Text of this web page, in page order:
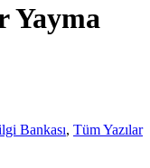
Yayma
Bankası, Tüm Yazılar